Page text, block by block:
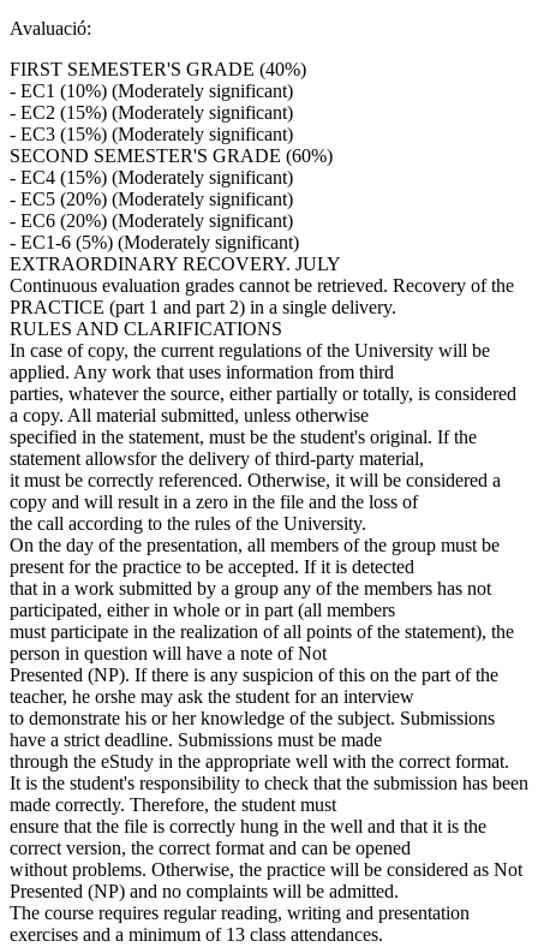
Avaluació:
FIRST SEMESTER'S GRADE (40%)
- EC1 (10%) (Moderately significant)
- EC2 (15%) (Moderately significant)
- EC3 (15%) (Moderately significant)
SECOND SEMESTER'S GRADE (60%)
- EC4 (15%) (Moderately significant)
- EC5 (20%) (Moderately significant)
- EC6 (20%) (Moderately significant)
- EC1-6 (5%) (Moderately significant)
EXTRAORDINARY RECOVERY. JULY
Continuous evaluation grades cannot be retrieved. Recovery of the
PRACTICE (part 1 and part 2) in a single delivery.
RULES AND CLARIFICATIONS
In case of copy, the current regulations of the University will be
applied. Any work that uses information from third
parties, whatever the source, either partially or totally, is considered
a copy. All material submitted, unless otherwise
specified in the statement, must be the student's original. If the
statement allowsfor the delivery of third-party material,
it must be correctly referenced. Otherwise, it will be considered a
copy and will result in a zero in the file and the loss of
the call according to the rules of the University.
On the day of the presentation, all members of the group must be
present for the practice to be accepted. If it is detected
that in a work submitted by a group any of the members has not
participated, either in whole or in part (all members
must participate in the realization of all points of the statement), the
person in question will have a note of Not
Presented (NP). If there is any suspicion of this on the part of the
teacher, he orshe may ask the student for an interview
to demonstrate his or her knowledge of the subject. Submissions
have a strict deadline. Submissions must be made
through the eStudy in the appropriate well with the correct format.
It is the student's responsibility to check that the submission has been
made correctly. Therefore, the student must
ensure that the file is correctly hung in the well and that it is the
correct version, the correct format and can be opened
without problems. Otherwise, the practice will be considered as Not
Presented (NP) and no complaints will be admitted.
The course requires regular reading, writing and presentation
exercises and a minimum of 13 class attendances.